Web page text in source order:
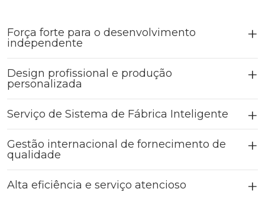
Força forte para o desenvolvimento
independente
Design profissional e produção
personalizada
Serviço de Sistema de Fábrica Inteligente
Gestão internacional de fornecimento de
qualidade
Alta eficiência e serviço atencioso